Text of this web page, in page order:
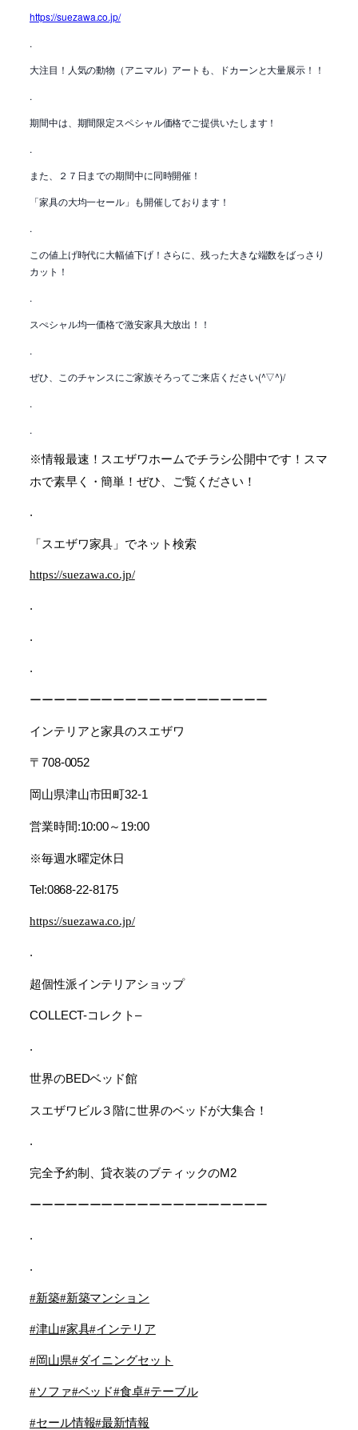
https://suezawa.co.jp/
.
大注目！人気の動物（アニマル）アートも、ドカーンと大量展示！！
.
期間中は、期間限定スペシャル価格でご提供いたします！
.
また、２７日までの期間中に同時開催！
「家具の大均一セール」も開催しております！
.
この値上げ時代に大幅値下げ！さらに、残った大きな端数をばっさり
カット！
.
スぺシャル均一価格で激安家具大放出！！
.
ぜひ、このチャンスにご家族そろってご来店ください(^▽^)/
.
.
※情報最速！スエザワホームでチラシ公開中です！スマ
ホで素早く・簡単！ぜひ、ご覧ください！
.
「スエザワ家具」でネット検索
https://suezawa.co.jp/
.
.
.
ーーーーーーーーーーーーーーーーーーーー
インテリアと家具のスエザワ
〒 708-0052
岡山県津山市田町32-1
営業時間:10:00～ 19:00
※毎週水曜定休日
Tel:0868-22-8175
https://suezawa.co.jp/
.
超個性派インテリアショップ
COLLECT-コレクト–
.
世界のBEDベッド館
スエザワビル３階に世界のベッドが大集合！
.
完全予約制、貸衣装のブティックのM2
ーーーーーーーーーーーーーーーーーーーー
.
.
#新築#新築マンション
#津山#家具#インテリア
#岡山県#ダイニングセット
#ソファ#ベッド#食卓#テーブル
#セール情報#最新情報